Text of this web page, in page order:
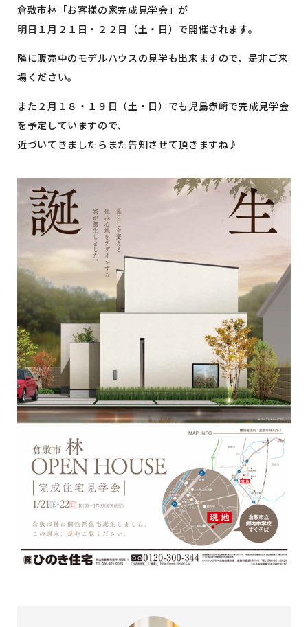
倉敷市林「お客様の家完成見学会」が
明日１月２１日・２２日（土・日）で開催されます。
隣に販売中のモデルハウスの見学も出来ますので、是非ご来
場ください。
また２月１８・１９日（土・日）でも児島赤崎で完成見学会
を予定していますので、
近づいてきましたらまた告知させて頂きますね♪